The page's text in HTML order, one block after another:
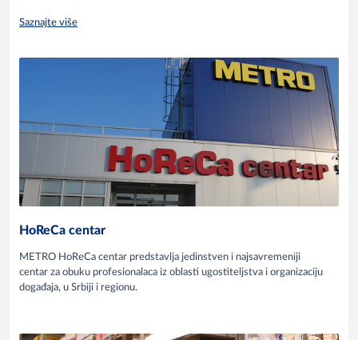
Saznajte više
HoReCa centar
METRO HoReCa centar predstavlja jedinstven i najsavremeniji
centar za obuku profesionalaca iz oblasti ugostiteljstva i organizaciju
događaja, u Srbiji i regionu.